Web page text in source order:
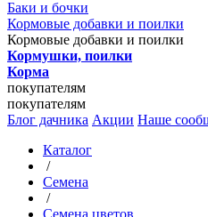
Баки и бочки
Кормовые добавки и поилки
Кормовые добавки и поилки
Кормушки, поилки
Корма
покупателям
покупателям
Блог дачника Акции Наше
Каталог
/
Семена
/
Семена цветов